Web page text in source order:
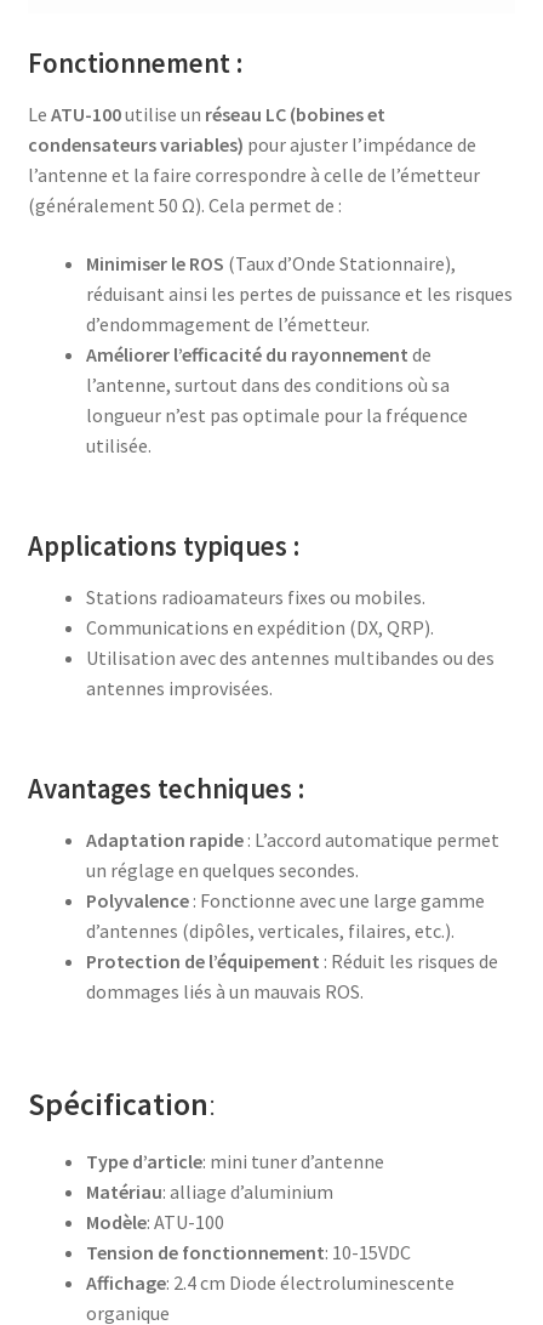
Fonctionnement :
Le ATU-100utilise un réseau LC (bobines et
condensateurs variables) pour ajuster l’impédance de
l’antenne et la faire correspondre à celle de l’émetteur
(généralement 50 Ω). Cela permet de :
Minimiser le ROS (Taux d’Onde Stationnaire),
réduisant ainsi les pertes de puissance et les risques
d’endommagement de l’émetteur.
Améliorer l’efficacité du rayonnement de
l’antenne, surtout dans des conditions où sa
longueur n’est pas optimale pour la fréquence
utilisée.
Applications typiques :
Stations radioamateurs fixes ou mobiles.
Communications en expédition (DX, QRP).
Utilisation avec des antennes multibandes ou des
antennes improvisées.
Avantages techniques :
Adaptation rapide: L’accord automatique permet
un réglage en quelques secondes.
Polyvalence: Fonctionne avec une large gamme
d’antennes (dipôles, verticales, filaires, etc.).
Protection de l’équipement : Réduit les risques de
dommages liés à un mauvais ROS.
Spécification:
Type d’article: mini tuner d’antenne
Matériau: alliage d’aluminium
Modèle: ATU-100
Tension de fonctionnement: 10-15VDC
Affichage: 2.4 cm Diode électroluminescente
organique